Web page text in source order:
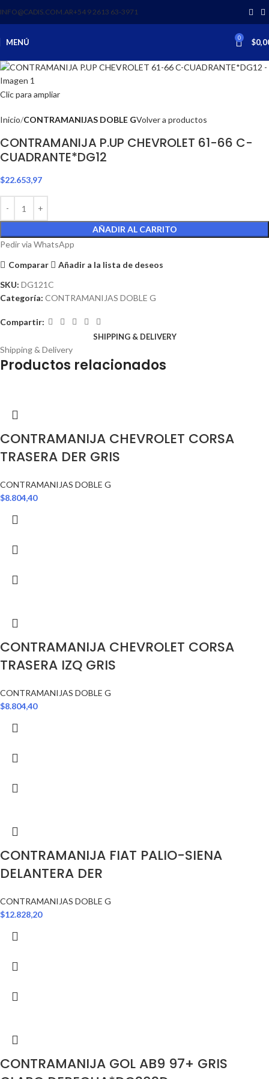
INFO@CADIS.COM.AR‪+54 9 2613 63‑3971‬
MENÚ 0 $
Clic para ampliar
Inicio CONTRAMANIJAS DOBLE GVolver a productos
CONTRAMANIJA P.UP CHEVROLET 61-66 C-
CUADRANTE*DG12
$22.653,97
AÑADIR AL CARRITO
Pedir via WhatsApp
Comparar
Añadir a la lista de deseos
SKU: DG121C
Categoría: CONTRAMANIJAS DOBLE G
Compartir:
SHIPPING & DELIVERY
Shipping & Delivery
Productos relacionados
CONTRAMANIJA CHEVROLET CORSA
TRASERA DER GRIS
CONTRAMANIJAS DOBLE G
$8.804,40
CONTRAMANIJA CHEVROLET CORSA
TRASERA IZQ GRIS
CONTRAMANIJAS DOBLE G
$8.804,40
CONTRAMANIJA FIAT PALIO-SIENA
DELANTERA DER
CONTRAMANIJAS DOBLE G
$12.828,20
CONTRAMANIJA GOL AB9 97+ GRIS